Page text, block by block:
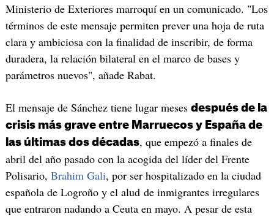
Ministerio de Exteriores marroquí en un comunicado. "Los
términos de este mensaje permiten prever una hoja de ruta
clara y ambiciosa con la finalidad de inscribir, de forma
duradera, la relación bilateral en el marco de bases y
parámetros nuevos", añade Rabat.
El mensaje de Sánchez tiene lugar meses después de la
crisis más grave entre Marruecos y España de
las últimas dos décadas, que empezó a finales de
abril del año pasado con la acogida del líder del Frente
Polisario, Brahim Gali, por ser hospitalizado en la ciudad
española de Logroño y el alud de inmigrantes irregulares
que entraron nadando a Ceuta en mayo. A pesar de esta